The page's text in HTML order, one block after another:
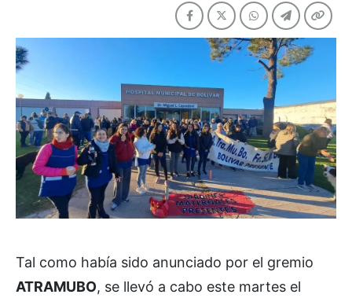
Tal como había sido anunciado por el gremio
ATRAMUBO, se llevó a cabo este martes el